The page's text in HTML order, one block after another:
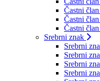
Častni
Častni
Častni
Srebrni znak
Srebrni
Srebrni
Srebrni
Srebrni